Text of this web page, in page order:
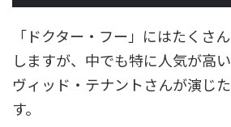
「ドクター・フー」にはたくさ
しますが、中でも特に人気が高
ヴィッド・テナントさんが演じ
す。